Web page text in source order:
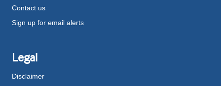
Contact us
Sign up for email alerts
Legal
Disclaimer